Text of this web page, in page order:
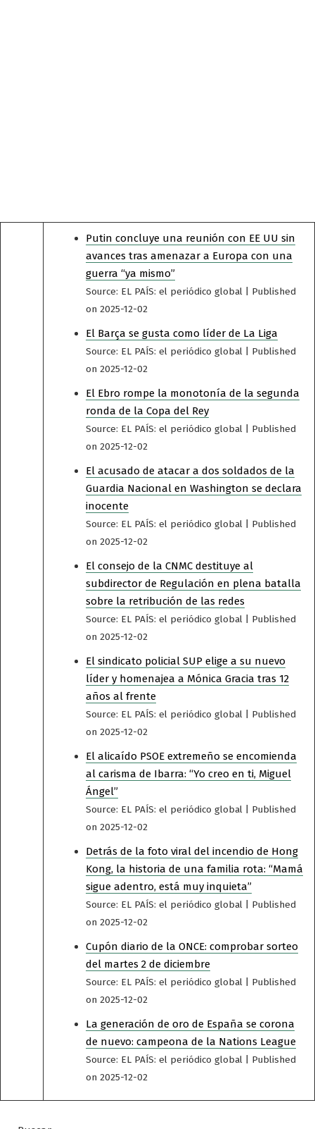
Putin concluye una reunión con EE UU sin
avances tras amenazar a Europa con una
guerra “ya mismo”
Source: EL PAÍS: el periódico global
Published
on 2025-12-02
El Barça se gusta como líder de La Liga
Source: EL PAÍS: el periódico global
Published
on 2025-12-02
El Ebro rompe la monotonía de la segunda
ronda de la Copa del Rey
Source: EL PAÍS: el periódico global
Published
on 2025-12-02
El acusado de atacar a dos soldados de la
Guardia Nacional en Washington se declara
inocente
Source: EL PAÍS: el periódico global
Published
on 2025-12-02
El consejo de la CNMC destituye al
subdirector de Regulación en plena batalla
sobre la retribución de las redes
Source: EL PAÍS: el periódico global
Published
on 2025-12-02
El sindicato policial SUP elige a su nuevo
líder y homenajea a Mónica Gracia tras 12
años al frente
Source: EL PAÍS: el periódico global
Published
on 2025-12-02
El alicaído PSOE extremeño se encomienda
al carisma de Ibarra: “Yo creo en ti, Miguel
Ángel”
Source: EL PAÍS: el periódico global
Published
on 2025-12-02
Detrás de la foto viral del incendio de Hong
Kong, la historia de una familia rota: “Mamá
sigue adentro, está muy inquieta”
Source: EL PAÍS: el periódico global
Published
on 2025-12-02
Cupón diario de la ONCE: comprobar sorteo
del martes 2 de diciembre
Source: EL PAÍS: el periódico global
Published
on 2025-12-02
La generación de oro de España se corona
de nuevo: campeona de la Nations League
Source: EL PAÍS: el periódico global
Published
on 2025-12-02